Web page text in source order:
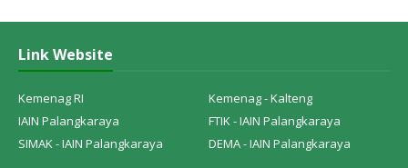
Link Website
Kemenag RI
Kemenag - Kalteng
IAIN Palangkaraya
FTIK - IAIN Palangkaraya
SIMAK - IAIN Palangkaraya
DEMA - IAIN Palangkaraya